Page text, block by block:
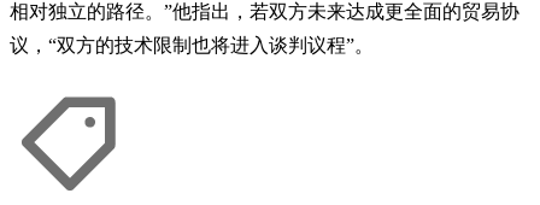
相对独立的路径。”他指出，若双方未来达成更全面的贸易协
议，“双方的技术限制也将进入谈判议程”。